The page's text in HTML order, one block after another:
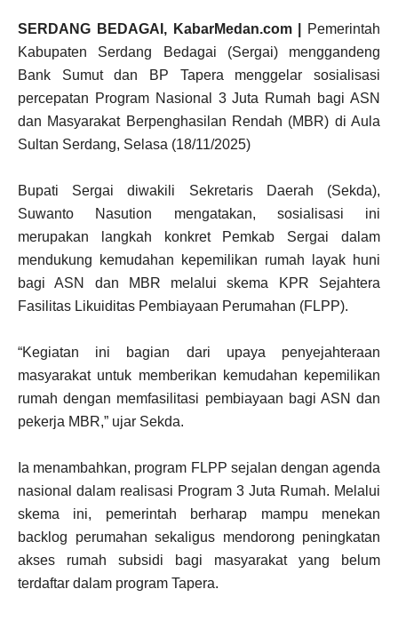
SERDANG BEDAGAI, KabarMedan.com |
Pemerintah
Kabupaten Serdang Bedagai (Sergai) menggandeng
Bank Sumut dan BP Tapera menggelar sosialisasi
percepatan Program Nasional 3 Juta Rumah bagi ASN
dan Masyarakat Berpenghasilan Rendah (MBR) di Aula
Sultan Serdang, Selasa (18/11/2025)
Bupati Sergai diwakili Sekretaris Daerah (Sekda),
Suwanto Nasution mengatakan, sosialisasi ini
merupakan langkah konkret Pemkab Sergai dalam
mendukung kemudahan kepemilikan rumah layak huni
bagi ASN dan MBR melalui skema KPR Sejahtera
Fasilitas Likuiditas Pembiayaan Perumahan (FLPP).
“Kegiatan ini bagian dari upaya penyejahteraan
masyarakat untuk memberikan kemudahan kepemilikan
rumah dengan memfasilitasi pembiayaan bagi ASN dan
pekerja MBR,” ujar Sekda.
Ia menambahkan, program FLPP sejalan dengan agenda
nasional dalam realisasi Program 3 Juta Rumah. Melalui
skema ini, pemerintah berharap mampu menekan
backlog perumahan sekaligus mendorong peningkatan
akses rumah subsidi bagi masyarakat yang belum
terdaftar dalam program Tapera.